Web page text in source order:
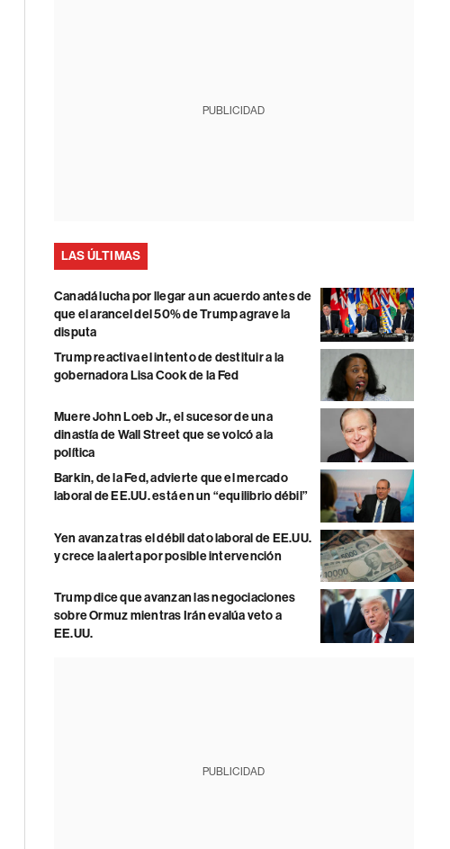
PUBLICIDAD
LAS ÚLTIMAS
Canadá lucha por llegar a un acuerdo antes de
que el arancel del 50% de Trump agrave la
disputa
Trump reactiva el intento de destituir a la
gobernadora Lisa Cook de la Fed
Muere John Loeb Jr., el sucesor de una
dinastía de Wall Street que se volcó a la
política
Barkin, de la Fed, advierte que el mercado
laboral de EE.UU. está en un “equilibrio débil”
Yen avanza tras el débil dato laboral de EE.UU.
y crece la alerta por posible intervención
Trump dice que avanzan las negociaciones
sobre Ormuz mientras Irán evalúa veto a
EE.UU.
PUBLICIDAD